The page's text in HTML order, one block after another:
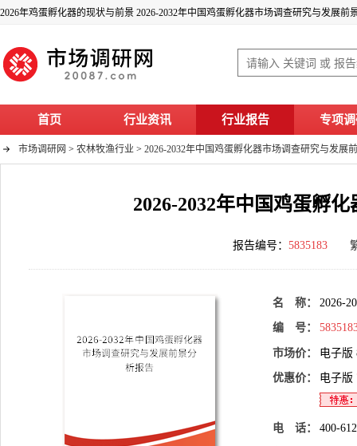
2026年鸡蛋孵化器的现状与前景 2026-2032年中国鸡蛋孵化器市场调查研究与发展前
首页 行业资讯 行业报告 专项
市场调研网 > 农林牧渔行业 > 2026-2032年中国鸡蛋孵化器市场调查研究与发展
2026-2032年中国鸡蛋孵
报告编号： 5835183
名 称： 2026-
编 号：
市场价： 电子版
优惠价： 电子版
电 话： 400-